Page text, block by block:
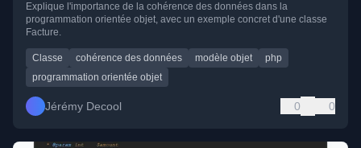
Explique l'importance de la cohérence des données dans la
programmation orientée objet, avec un exemple concret d'une classe
Facture.
Classe cohérence des données modèle objet
php
programmation orientée objet
Jérémy Decool 0 0